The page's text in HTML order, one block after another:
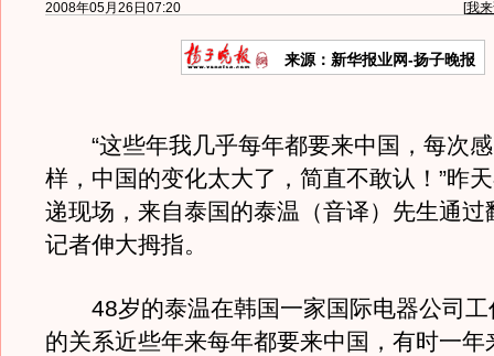
2008年05月26日07:20 [我
来源：新华报业网-扬子晚报
“这些年我几乎每年都要来中国，每次感
样，中国的变化太大了，简直不敢认！”昨
递现场，来自泰国的泰温（音译）先生通过
记者伸大拇指。
48岁的泰温在韩国一家国际电器公司工
的关系近些年来每年都要来中国，有时一年